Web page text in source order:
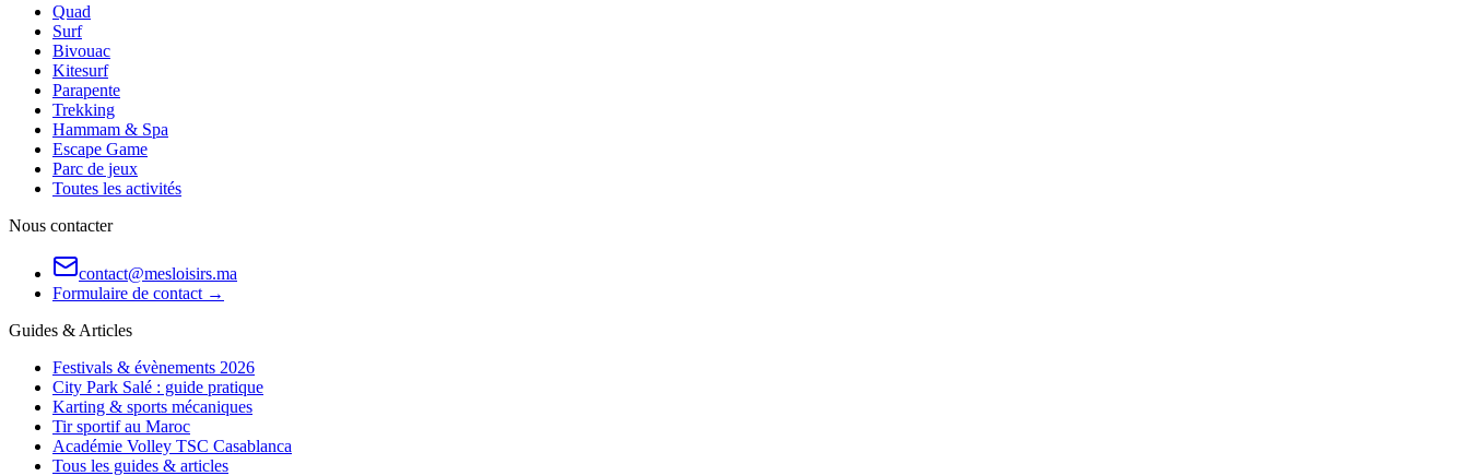
Quad
Surf
Bivouac
Kitesurf
Parapente
Trekking
Hammam & Spa
Escape Game
Parc de jeux
Toutes les activités
Nous contacter
contact@mesloisirs.ma
Formulaire de contact →
Guides & Articles
Festivals & évènements 2026
City Park Salé : guide pratique
Karting & sports mécaniques
Tir sportif au Maroc
Académie Volley TSC Casablanca
Tous les guides & articles